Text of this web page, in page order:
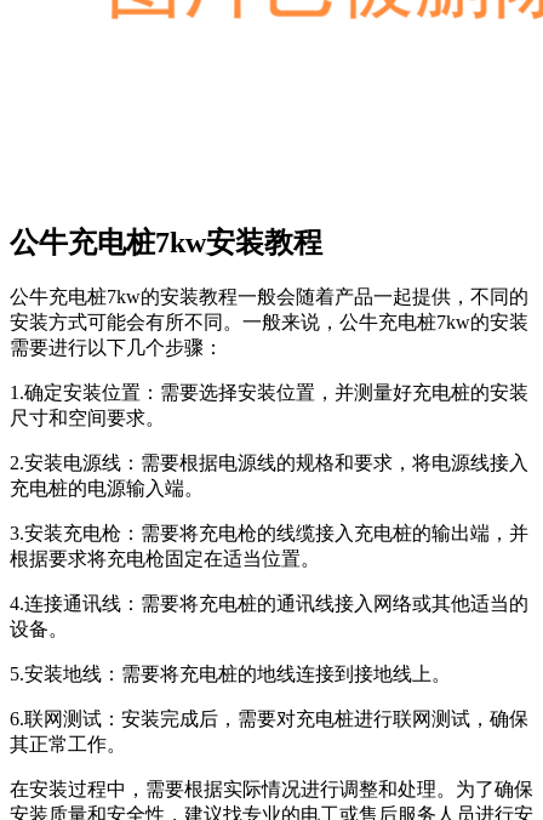
公牛充电桩7kw安装教程
公牛充电桩7kw的安装教程一般会随着产品一起提供，不同的
安装方式可能会有所不同。一般来说，公牛充电桩7kw的安装
需要进行以下几个步骤：
1.确定安装位置：需要选择安装位置，并测量好充电桩的安装
尺寸和空间要求。
2.安装电源线：需要根据电源线的规格和要求，将电源线接入
充电桩的电源输入端。
3.安装充电枪：需要将充电枪的线缆接入充电桩的输出端，并
根据要求将充电枪固定在适当位置。
4.连接通讯线：需要将充电桩的通讯线接入网络或其他适当的
设备。
5.安装地线：需要将充电桩的地线连接到接地线上。
6.联网测试：安装完成后，需要对充电桩进行联网测试，确保
其正常工作。
在安装过程中，需要根据实际情况进行调整和处理。为了确保
安装质量和安全性，建议找专业的电工或售后服务人员进行安